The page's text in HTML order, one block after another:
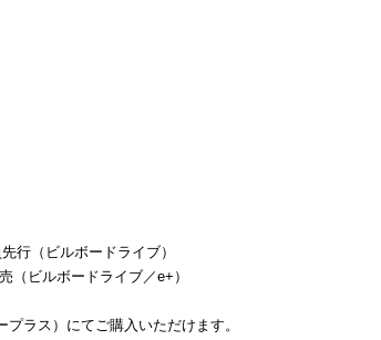
行（ビルボードライブ）
（ビルボードライブ／e+）
ラス）にてご購入いただけます。